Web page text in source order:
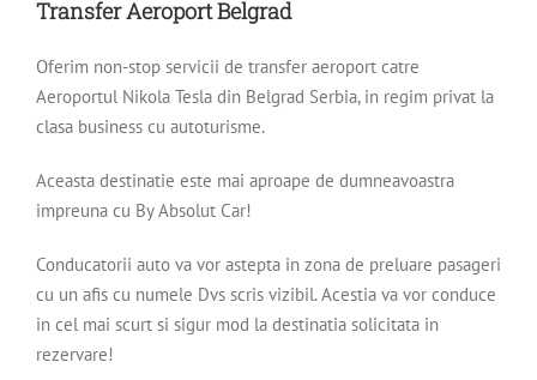
Transfer Aeroport Belgrad
Oferim non-stop servicii de transfer aeroport catre
Aeroportul Nikola Tesla din Belgrad Serbia, in regim privat la
clasa business cu autoturisme.
Aceasta destinatie este mai aproape de dumneavoastra
impreuna cu By Absolut Car!
Conducatorii auto va vor astepta in zona de preluare pasageri
cu un afis cu numele Dvs scris vizibil. Acestia va vor conduce
in cel mai scurt si sigur mod la destinatia solicitata in
rezervare!